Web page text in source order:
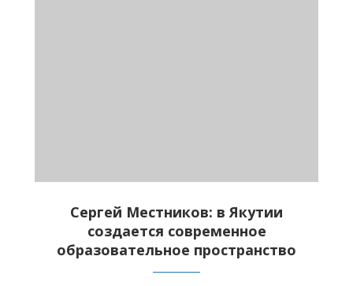
Сергей Местников: в Якутии
создается современное
образовательное пространство